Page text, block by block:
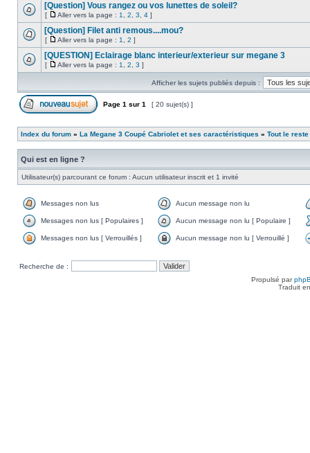
[Question] Vous rangez ou vos lunettes de soleil?
[ Aller vers la page : 1 2 3 4 ]
[Question] Filet anti remous....mou?
[ Aller vers la page : 1 2 ]
[QUESTION] Eclairage blanc interieur/exterieur sur megane 3
[ Aller vers la page : 1 2 3 ]
Afficher les sujets publiés depuis :
Page 1 sur 1 [ 20 sujet(s) ]
Index du forum » La Megane 3 Coupé Cabriolet et ses caractéristiques » Tout le reste
Qui est en ligne ?
Utilisateur(s) parcourant ce forum : Aucun utilisateur inscrit et 1 invité
Messages non lus Aucun message non lu
Messages non lus [ Populaires ] Aucun message non lu [ Populaire ]
Messages non lus [ Verrouillés ] Aucun message non lu [ Verrouillé ]
Recherche de :
Propulsé par
Traduit